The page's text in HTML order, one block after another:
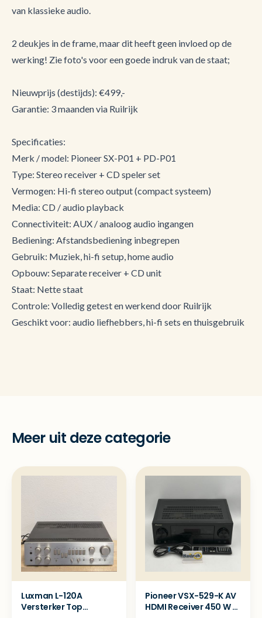
van klassieke audio.
2 deukjes in de frame, maar dit heeft geen invloed op de
werking! Zie foto's voor een goede indruk van de staat;
Nieuwprijs (destijds): €499,-
Garantie: 3 maanden via Ruilrijk
Specificaties:
Merk / model: Pioneer SX-P01 + PD-P01
Type: Stereo receiver + CD speler set
Vermogen: Hi-fi stereo output (compact systeem)
Media: CD / audio playback
Connectiviteit: AUX / analoog audio ingangen
Bediening: Afstandsbediening inbegrepen
Gebruik: Muziek, hi-fi setup, home audio
Opbouw: Separate receiver + CD unit
Staat: Nette staat
Controle: Volledig getest en werkend door Ruilrijk
Geschikt voor: audio liefhebbers, hi-fi sets en thuisgebruik
Meer uit deze categorie
Luxman L-120A
Versterker Top
Pioneer VSX-529-K AV
HDMI Receiver 450 W -